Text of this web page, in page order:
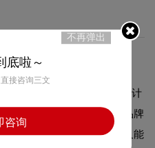
颜色搭配？
方案充分契合了其在商标设计
色方案，简洁有力地突出品牌
了品牌的简约设计美学，又能
不再弹出
底啦～
接咨询三文
咨询